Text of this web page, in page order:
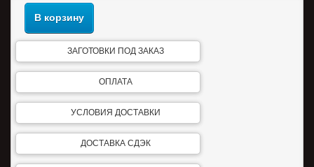
В корзину
ЗАГОТОВКИ ПОД ЗАКАЗ
ОПЛАТА
УСЛОВИЯ ДОСТАВКИ
ДОСТАВКА СДЭК